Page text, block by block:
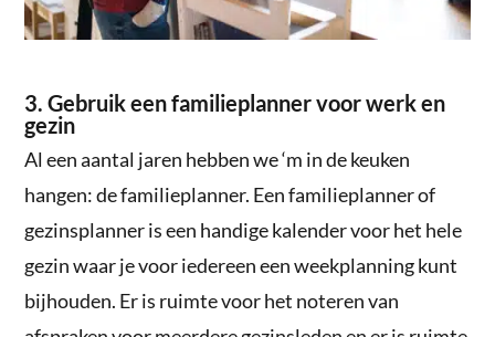
3. Gebruik een familieplanner voor werk en
gezin
Al een aantal jaren hebben we ‘m in de keuken
hangen: de familieplanner. Een familieplanner of
gezinsplanner is een handige kalender voor het hele
gezin waar je voor iedereen een weekplanning kunt
bijhouden. Er is ruimte voor het noteren van